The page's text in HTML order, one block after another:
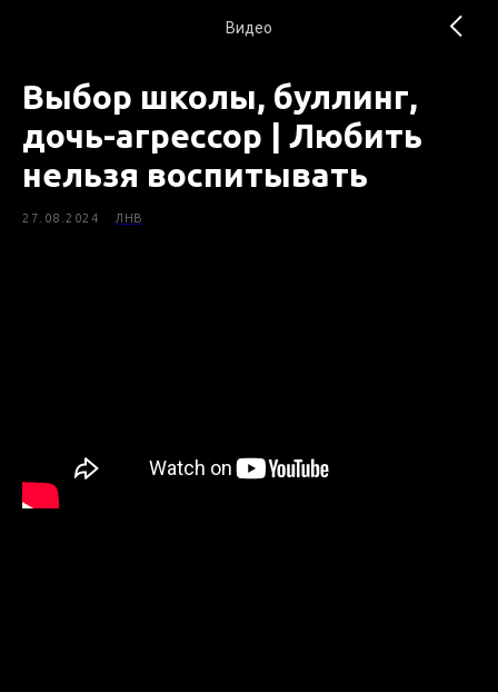
Видео
Выбор школы, буллинг,
дочь-агрессор | Любить
нельзя воспитывать
27.08.2024 ЛНВ